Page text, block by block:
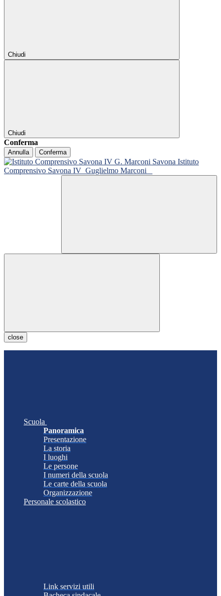
Chiudi
Chiudi
Conferma
Annulla Conferma
Istituto
Comprensivo Savona IV Guglielmo Marconi
close
Scuola
Panoramica
Presentazione
La storia
I luoghi
Le persone
I numeri della scuola
Le carte della scuola
Organizzazione
Personale scolastico
Link servizi utili